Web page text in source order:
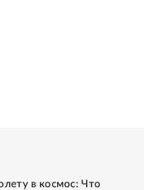
в космос: Что